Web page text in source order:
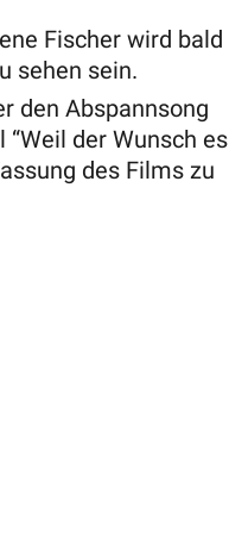
Fischer wird bald
sehen sein.
den Abspannsong
der Wunsch es
des Films zu